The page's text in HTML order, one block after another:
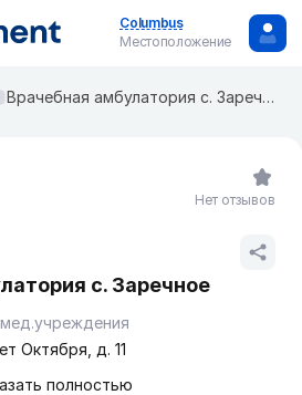
Columbus
Местоположение
Врачебная амбулатория с. Заречное
с. Заречное
мед.учреждения
Октября, д. 11
полностью
Нет отзывов